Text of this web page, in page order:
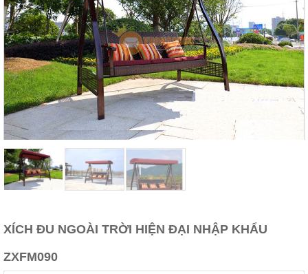
tầng,
bàn
học, tủ
sách
Nội
Thất
Phòng
Khách
Sofa,
tủ
rượu,
Bàn
trà...
Nội
Phòng
Ngủ
ngủ, tủ
XÍCH ĐU NGOÀI TRỜI HIỆN ĐẠI NHẬP KHẨU
ZXFM090